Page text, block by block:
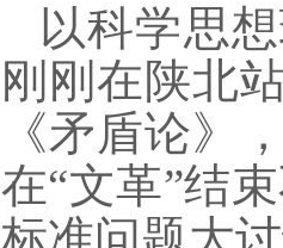
以科学思
刚刚在陕北
《矛盾论》
在“文革”结